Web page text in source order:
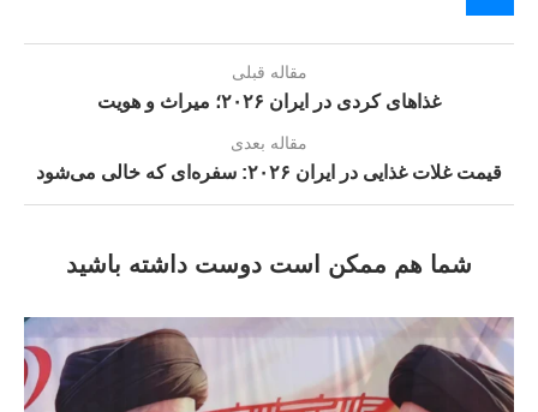
مقاله قبلی
غذاهای کردی در ایران ۲۰۲۶؛ میراث و هويت
مقاله بعدی
قیمت غلات غذایی در ایران ۲۰۲۶: سفره‌ای که خالی می‌شود
شما هم ممکن است دوست داشته باشید